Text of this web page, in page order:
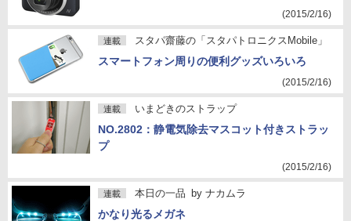
(2015/2/16)
連載 スタパ齋藤の「スタパトロニクスMobile」
スマートフォン周りの便利グッズいろいろ
(2015/2/16)
連載 いまどきのストラップ
NO.2802：静電気除去マスコット付きストラッ
プ
(2015/2/16)
連載 本日の一品 by ナカムラ
かなり光るメガネ